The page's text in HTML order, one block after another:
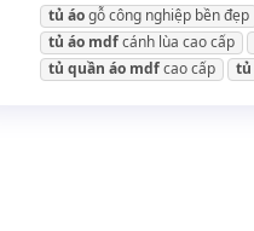
tủ áogỗ công nghiệp bền đẹp
tủ áo mdfcánh lùa cao cấp
tủ quần áo mdfcao cấp tủ